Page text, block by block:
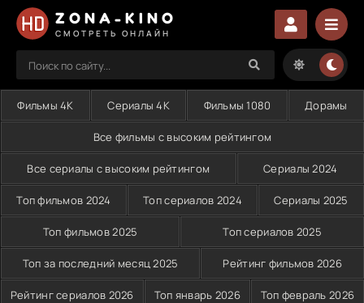
ZONA-KINO
СМОТРЕТЬ ОНЛАЙН
Фильмы 4K Сериалы 4K Фильмы 1080 Дорамы
Все фильмы с высоким рейтингом
Все сериалы с высоким рейтингом Сериалы 2024
Топ фильмов 2024 Топ сериалов 2024 Сериалы 2025
Топ фильмов 2025 Топ сериалов 2025
Топ за последний месяц 2025 Рейтинг фильмов 2026
Рейтинг сериалов 2026 Топ январь 2026 Топ февраль 2026